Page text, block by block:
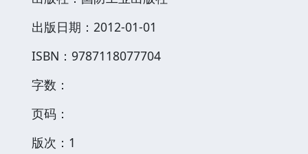
出版日期：2012-01-01
ISBN：9787118077704
字数：
页码：
版次：1